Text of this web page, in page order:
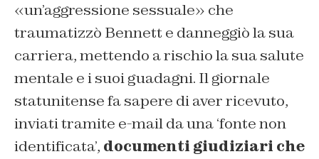
«un’aggressione sessuale» che
traumatizzò Bennett e danneggiò la sua
carriera, mettendo a rischio la sua salute
mentale e i suoi guadagni. Il giornale
statunitense fa sapere di aver ricevuto,
inviati tramite e-mail da una ‘fonte non
identificata’, documenti giudiziari che